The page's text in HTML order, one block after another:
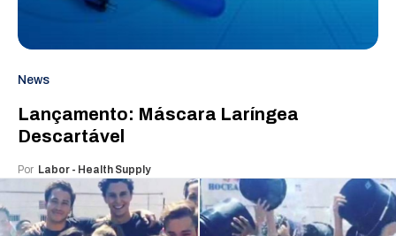
News
Lançamento: Máscara Laríngea
Descartável
Por Labor - Health Supply